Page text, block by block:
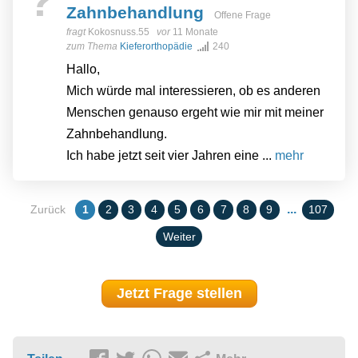
Zahnbehandlung
Offene Frage
fragt Kokosnuss.55 vor11 Monate
zum Thema Kieferorthopädie 240
Hallo,
Mich würde mal interessieren, ob es anderen
Menschen genauso ergeht wie mir mit meiner
Zahnbehandlung.
Ich habe jetzt seit vier Jahren eine ... mehr
Zurück 1 2 3 4 5 6 7 8 9 ... 107
Weiter
Jetzt Frage stellen